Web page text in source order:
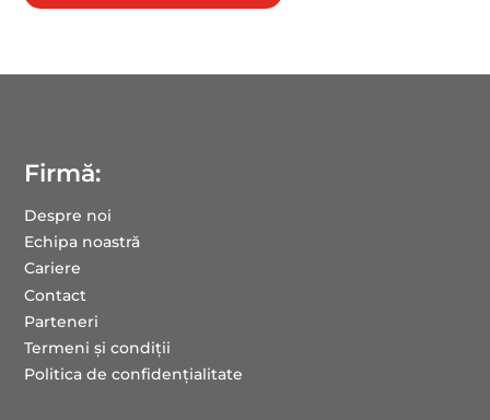
Firmă:
Despre noi
Echipa noastră
Cariere
Contact
Parteneri
Termeni și condiții
Politica de confidențialitate